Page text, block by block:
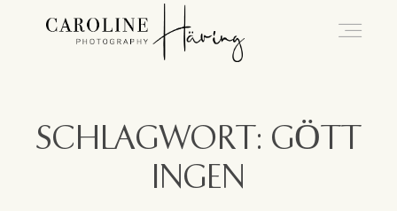
SCHLAGWORT: GÖTT
INGEN
Caro